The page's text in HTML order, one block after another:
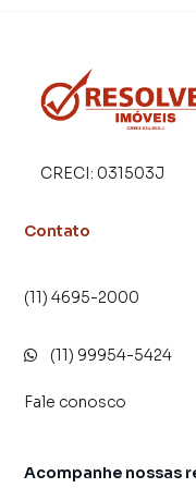
tendo como
alugar seu imóvel
time de
proprietários e
CRECI: 031503J
Contato
(11) 4695-2000
(11) 99954-5424
Fale conosco
Acompanhe nossas